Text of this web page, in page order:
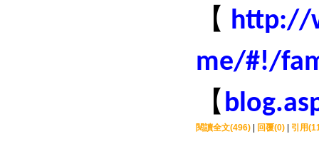
【 http://
me/#!/
【
閱讀全文(496) 回覆(0) 引用